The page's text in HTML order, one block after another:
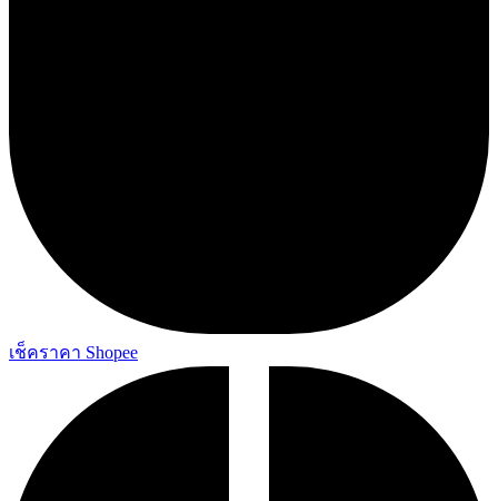
เช็คราคา Shopee